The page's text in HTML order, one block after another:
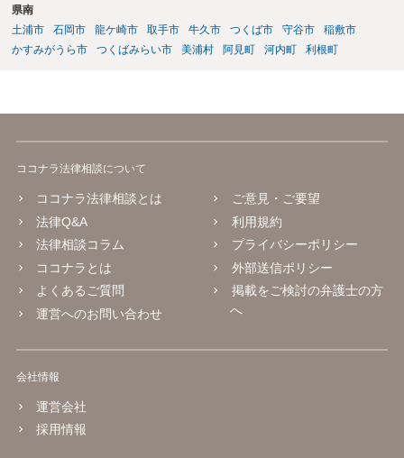
県南
土浦市
石岡市 龍ケ崎市 取手市 牛久市 つくば市 守谷市
稲敷市
かすみがうら市
つくばみらい市 美浦村 阿見町 河内町 利根町
ココナラ法律相談について
ココナラ法律相談とは
法律Q&A
法律相談コラム
ココナラとは
よくあるご質問
運営へのお問い合わせ
ご意見・ご要望
利用規約
プライバシーポリシー
外部送信ポリシー
掲載をご検討の弁護士の方
へ
会社情報
運営会社
採用情報